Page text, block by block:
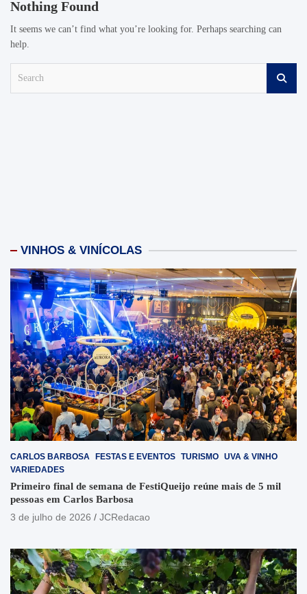
Nothing Found
It seems we can’t find what you’re looking for. Perhaps searching can
help.
VINHOS & VINÍCOLAS
CARLOS BARBOSA FESTAS E EVENTOS TURISMO UVA & VINHO
VARIEDADES
Primeiro final de semana de FestiQueijo reúne mais de 5 mil
pessoas em Carlos Barbosa
3 de julho de 2026
JCRedacao